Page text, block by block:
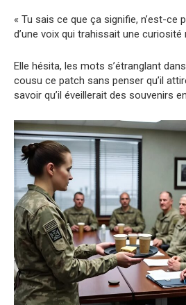
« Tu sais ce que ça signifie, n’est-ce
d’une voix qui trahissait une curiosité
Elle hésita, les mots s’étranglant
cousu ce patch sans penser qu’il
savoir qu’il éveillerait des souvenirs